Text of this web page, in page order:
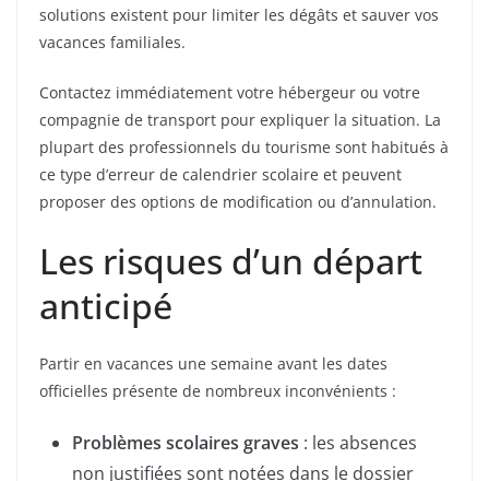
solutions existent pour limiter les dégâts et sauver vos
vacances familiales.
Contactez immédiatement votre hébergeur ou votre
compagnie de transport pour expliquer la situation. La
plupart des professionnels du tourisme sont habitués à
ce type d’erreur de calendrier scolaire et peuvent
proposer des options de modification ou d’annulation.
Les risques d’un départ
anticipé
Partir en vacances une semaine avant les dates
officielles présente de nombreux inconvénients :
Problèmes scolaires graves : les absences
non justifiées sont notées dans le dossier